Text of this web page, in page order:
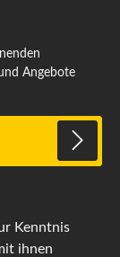
Angebote
Kenntnis
ihnen